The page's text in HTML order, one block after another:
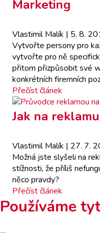
Marketing
Vlastimil Malík | 5. 8.
Vytvořte persony pro
vytvořte pro ně
přitom přizpůsobit své
konkrétních firemních
Přečíst článek
Jak na
Vlastimil Malík | 27. 7.
Možná jste slyšeli na
stížnosti, že příliš
něco pravdy?
Přečíst článek
Používáme